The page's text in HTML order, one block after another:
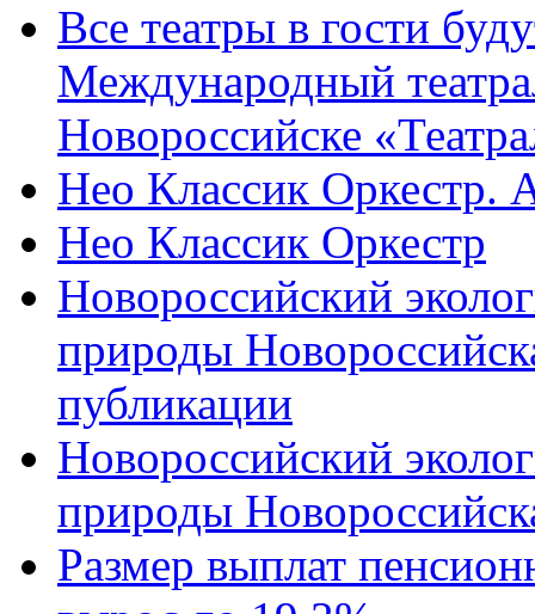
Все театры в гости
Международный
Новороссийске
Нео Классик Оркестр.
Нео Классик Оркестр
Новороссийский
природы
публикации
Новороссийский
природы
Размер выплат